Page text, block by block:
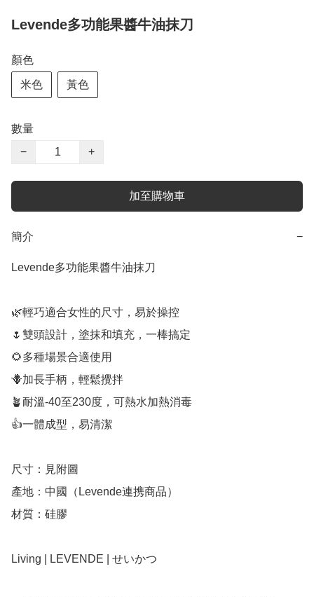
Levende多功能果醬牛油抹刀
顏色
米色 黃色
數量
−
+
加至購物車
簡介 −
Levende多功能果醬牛油抹刀
🌿輕巧適合女性的尺寸，易於操控
🌷雙頭設計，塗抹和填充，一棒搞定
🌻多種場景合適使用
🪻加長手柄，輕鬆攪拌
🪴耐溫-40至230度，可熱水加熱消毒
👍一體成型，易清潔
尺寸：見附圖
產地：中國（Levende連携商品）
材質：硅膠
Living | LEVENDE | せいかつ